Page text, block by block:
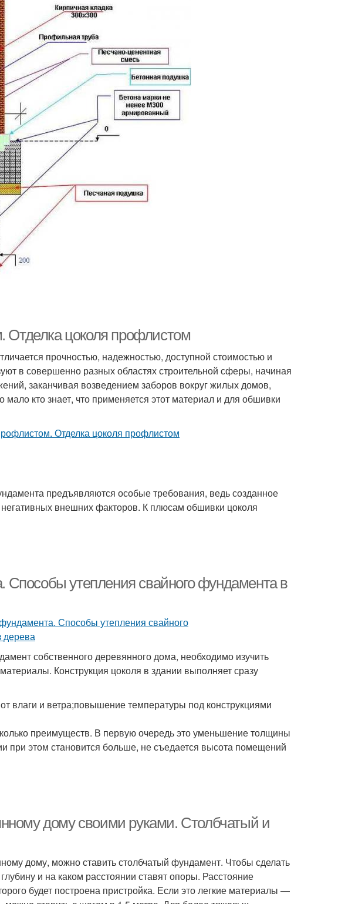
цоколя профлистом
прочностью, надежностью, доступной стоимостью и
в совершенно разных областях строительной сферы, начиная
заканчивая возведением заборов вокруг жилых домов,
кто знает, что применяется этот материал и для обшивки
предъявляются особые требования, ведь созданное
внешних факторов. К плюсам обшивки цоколя
Способы утепления свайного фундамента в
собственного деревянного дома, необходимо изучить
Конструкция цоколя в здании выполняет сразу
влаги и ветра;повышение температуры под конструкциями
преимуществ. В первую очередь это уменьшение толщины
при этом становится больше, не съедается высота помещений
дому своими руками. Столбчатый и
дому, можно ставить столбчатый фундамент. Чтобы сделать
и на каком расстоянии ставят опоры. Расстояние
будет построена пристройка. Если это легкие материалы —